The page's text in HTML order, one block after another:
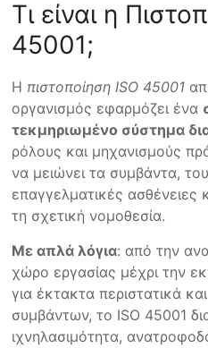
Τι είναι η
45001;
Η πιστοποίηση ISO 45001
οργανισμός εφαρμόζει ένα
τεκμηριωμένο σύστημα
ρόλους και μηχανισμούς
να μειώνει τα συμβάντα,
επαγγελματικές
τη σχετική νομοθεσία.
Με απλά λόγια: από την
χώρο εργασίας μέχρι την
για έκτακτα περιστατικά
συμβάντων, το ISO 45001
ιχνηλασιμότητα,